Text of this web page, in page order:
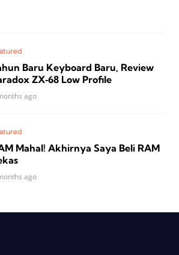
Baru Keyboard Baru, Review
ZX‑68 Low Profile
ago
Mahal! Akhirnya Saya Beli RAM
ago